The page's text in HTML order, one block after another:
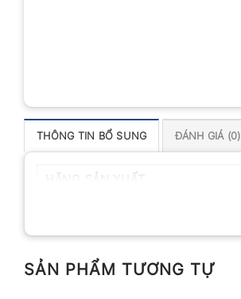
THÔNG TIN BỔ SUNG ĐÁNH GIÁ (0)
SẢN PHẨM TƯƠNG TỰ